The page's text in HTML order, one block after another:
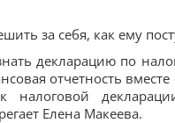
за себя, как ему
декларацию по
отчетность
к налоговой
Елена Макеева.